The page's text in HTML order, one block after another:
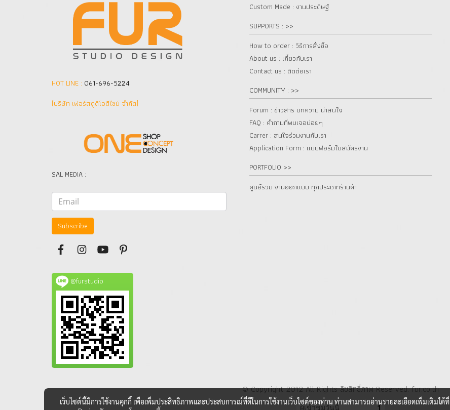
HOT LINE : 061-696-5224
(บริษัท เฟอร์สตูดิโอดีไซน์ จำกัด]
SAL MEDIA :
Subscribe
@furstudio
Custom Made : งานประดิษฐ์
SUPPORTS : >>
How to order : วิธีการสั่งซื้อ
About us : เกี๋ยวกับเรา
Contact us : ติดต่อเรา
COMMUNITY : >>
Forum : ข่าวสาร บทความ น่าสนใจ
FAQ : คำถามที่พบเจอบ่อยๆ
Carrer : สนใจร่วมงานกับเรา
Application Form : แบบฟอร์มใบสมัครงาน
PORTFOLIO >>
ศูนย์รวม งานออกแบบ ทุกประเภทร้านค้า
© Copyright 2012 All Rights ลิขสิทธิ์ภาพ Reserved. fur.co.th
ผู้เข้าชมวันนี้ 1
เว็บไซต์นี้มีการใช้งานคุกกี้ เพื่อเพิ่มประสิทธิภาพและประสบการณ์ที่ดีในการใช้งานเว็บไซต์ของท่าน ท่านสามารถอ่านรายละเอียดเพิ่มเติมได้ที่